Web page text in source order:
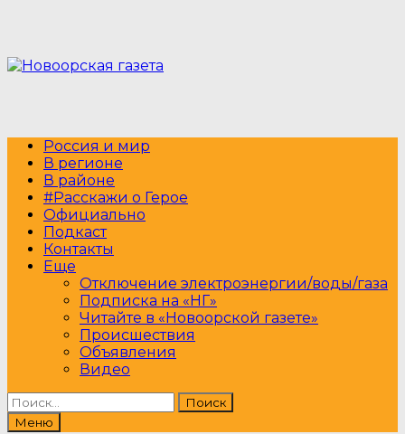
Россия и мир
В регионе
В районе
#Расскажи о Герое
Официально
Подкаст
Контакты
Еще
Отключение электроэнергии/воды/газа
Подписка на «НГ»
Читайте в «Новоорской газете»
Происшествия
Объявления
Видео
Найти:
Меню